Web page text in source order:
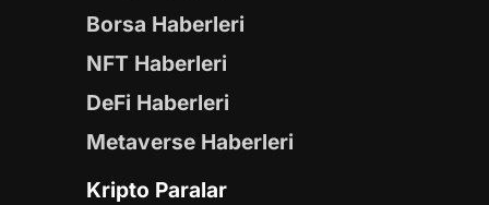
Borsa Haberleri
NFT Haberleri
DeFi Haberleri
Metaverse Haberleri
Kripto Paralar